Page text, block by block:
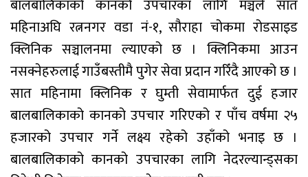
बालबालिकाको कानको उपचारका लागि मञ्चले सात
महिनाअघि रत्ननगर वडा नं-१, सौराहा चोकमा रोडसाइड
क्लिनिक सञ्चालनमा ल्याएको छ । क्लिनिकमा आउन
नसक्नेहरुलाई गाउँबस्तीमै पुगेर सेवा प्रदान गरिँदै आएको छ ।
सात महिनामा क्लिनिक र घुम्ती सेवामार्फत दुई हजार
बालबालिकाको कानको उपचार गरिएको र पाँच वर्षमा २५
हजारको उपचार गर्ने लक्ष्य रहेको उहाँको भनाइ छ ।
बालबालिकाको कानको उपचारका लागि नेदरल्यान्ड्सका